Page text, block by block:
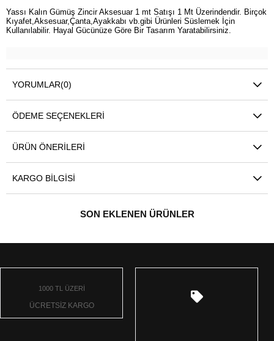
Yassı Kalın Gümüş Zincir Aksesuar 1 mt Satışı 1 Mt Üzerindendir. Birçok
Kıyafet,Aksesuar,Çanta,Ayakkabı vb.gibi Ürünleri Süslemek İçin
Kullanılabilir. Hayal Gücünüze Göre Bir Tasarım Yaratabilirsiniz.
YORUMLAR(0)
ÖDEME SEÇENEKLERI
ÜRÜN ÖNERILERI
KARGO BILGISI
SON EKLENEN ÜRÜNLER
1000 TL ÜZERİ
ÜCRETSİZ KARGO